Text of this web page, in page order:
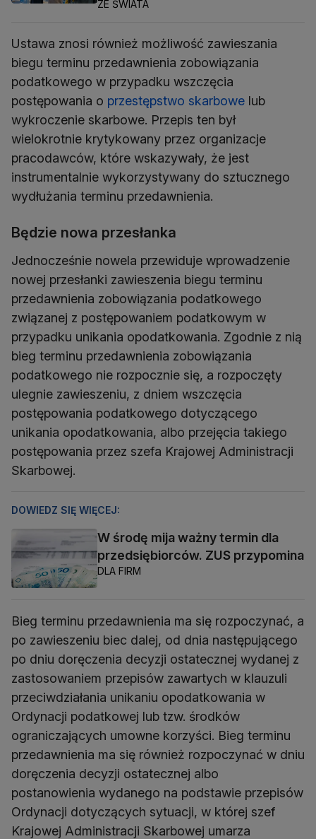
ZE ŚWIATA
Ustawa znosi również możliwość zawieszania
biegu terminu przedawnienia zobowiązania
podatkowego w przypadku wszczęcia
postępowania o przestępstwo skarbowe lub
wykroczenie skarbowe. Przepis ten był
wielokrotnie krytykowany przez organizacje
pracodawców, które wskazywały, że jest
instrumentalnie wykorzystywany do sztucznego
wydłużania terminu przedawnienia.
Będzie nowa przesłanka
Jednocześnie nowela przewiduje wprowadzenie
nowej przesłanki zawieszenia biegu terminu
przedawnienia zobowiązania podatkowego
związanej z postępowaniem podatkowym w
przypadku unikania opodatkowania. Zgodnie z nią
bieg terminu przedawnienia zobowiązania
podatkowego nie rozpocznie się, a rozpoczęty
ulegnie zawieszeniu, z dniem wszczęcia
postępowania podatkowego dotyczącego
unikania opodatkowania, albo przejęcia takiego
postępowania przez szefa Krajowej Administracji
Skarbowej.
DOWIEDZ SIĘ WIĘCEJ:
W środę mija ważny termin dla
przedsiębiorców. ZUS przypomina
DLA FIRM
Bieg terminu przedawnienia ma się rozpoczynać, a
po zawieszeniu biec dalej, od dnia następującego
po dniu doręczenia decyzji ostatecznej wydanej z
zastosowaniem przepisów zawartych w klauzuli
przeciwdziałania unikaniu opodatkowania w
Ordynacji podatkowej lub tzw. środków
ograniczających umowne korzyści. Bieg terminu
przedawnienia ma się również rozpoczynać w dniu
doręczenia decyzji ostatecznej albo
postanowienia wydanego na podstawie przepisów
Ordynacji dotyczących sytuacji, w której szef
Krajowej Administracji Skarbowej umarza